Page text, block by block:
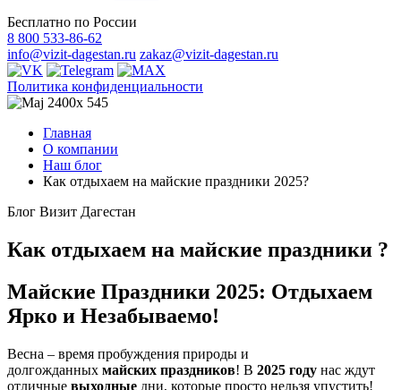
Бесплатно по России
8 800 533-86-62
info@vizit-dagestan.ru zakaz@vizit-dagestan.ru
Политика конфиденциальности
Главная
О компании
Наш блог
Как отдыхаем на майские праздники 2025?
Блог Визит Дагестан
Как отдыхаем на майские праздники ?
Майские Праздники 2025: Отдыхаем
Ярко и Незабываемо!
Весна – время пробуждения природы и
долгожданных майских праздников! В 2025 году нас ждут
отличные выходные дни, которые просто нельзя упустить!